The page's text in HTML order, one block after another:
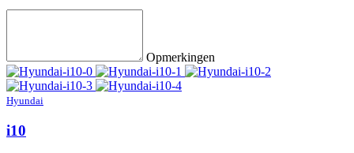
Opmerkingen
Hyundai
i10